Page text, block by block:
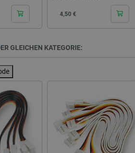
Cena
4,50 €
GLEICHEN KATEGORIE:
critCartData